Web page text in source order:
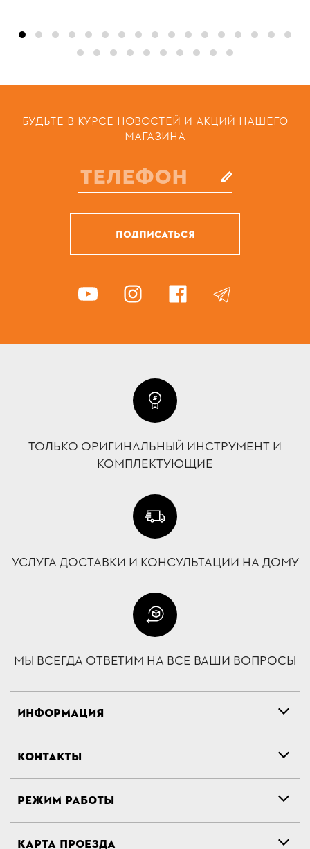
БУДЬТЕ В КУРСЕ НОВОСТЕЙ И АКЦИЙ НАШЕГО
МАГАЗИНА
ПОДПИСАТЬСЯ
ТОЛЬКО ОРИГИНАЛЬНЫЙ ИНСТРУМЕНТ И
КОМПЛЕКТУЮЩИЕ
УСЛУГА ДОСТАВКИ И КОНСУЛЬТАЦИИ НА ДОМУ
МЫ ВСЕГДА ОТВЕТИМ НА ВСЕ ВАШИ ВОПРОСЫ
ИНФОРМАЦИЯ
КОНТАКТЫ
РЕЖИМ РАБОТЫ
КАРТА ПРОЕЗДА